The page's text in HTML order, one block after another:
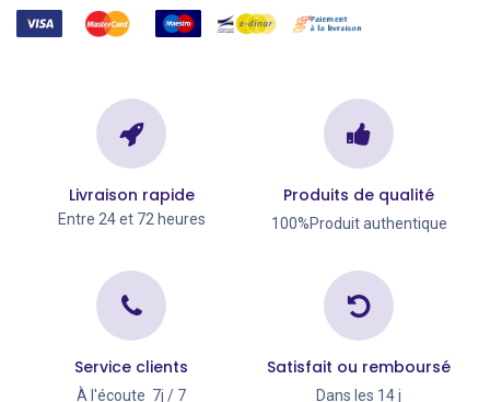
Livraison rapide
Entre 24 et 72 heures
Produits de qualité
100%Produit authentique
Service clients
À l'écoute 7j / 7
Satisfait ou remboursé
Dans les 14 j